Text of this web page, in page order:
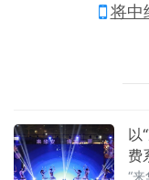
将中
以
费
“